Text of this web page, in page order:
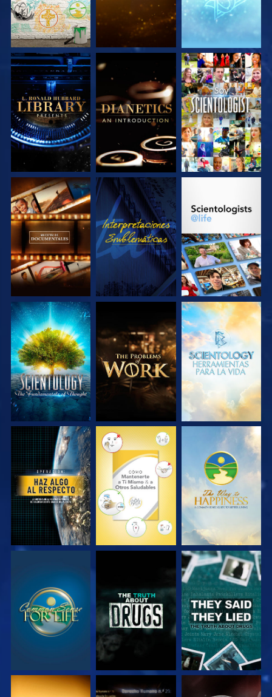
EXPLORA LAS
SERIES
EXPLORA LAS
SERIES
VE
EXPLORA LAS
SERIES
VE
EXPLORA LAS
EXPLORA LAS
SERIES
EXPLORA LAS
SERIES
EXPLORA LAS
SERIES
VE VE VE
VE VE